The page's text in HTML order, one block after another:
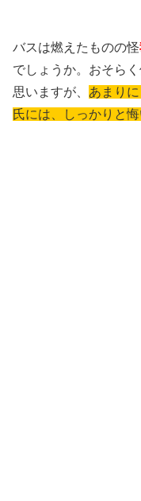
バスは燃えたものの怪
でしょうか。おそら
思いますが、 あまり
氏には、しっかりと